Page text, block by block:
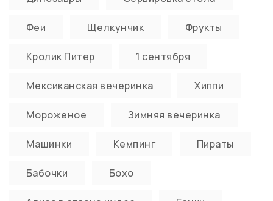
Феи Щелкунчик Фрукты
Кролик Питер 1 сентября
Мексиканская вечеринка Хиппи
Мороженое Зимняя вечеринка
Машинки Кемпинг Пираты
Бабочки Бохо